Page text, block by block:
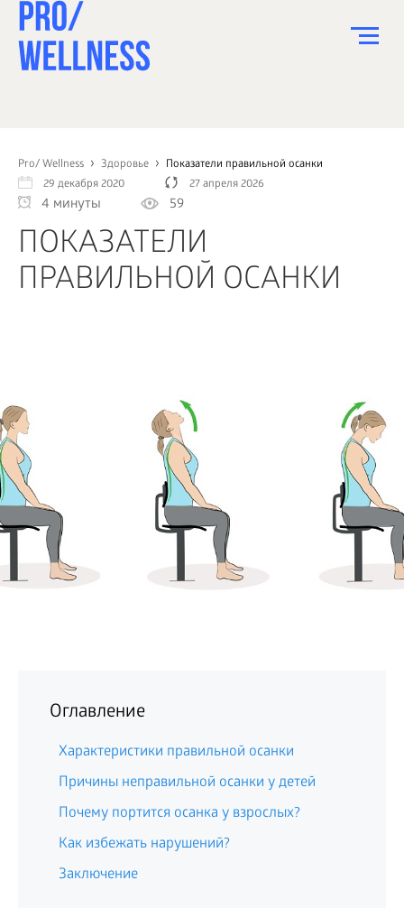
Pro/ Wellness Здоровье
Показатели правильной осанки
29 декабря 2020
27 апреля 2026
4 минуты 59
ПОКАЗАТЕЛИ
ПРАВИЛЬНОЙ ОСАНКИ
Оглавление
Характеристики правильной осанки
Причины неправильной осанки у детей
Почему портится осанка у взрослых?
Как избежать нарушений?
Заключение
СПОРТ
ЗДОРОВЬЕ
КРАСОТА
ПСИХОЛОГИЯ